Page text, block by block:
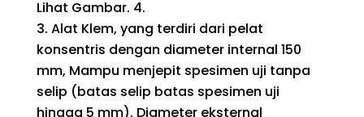
Lihat Gambar. 4.
Alat Klem, yang terdiri dari pelat
konsentris dengan diameter internal 150
mm, Mampu menjepit spesimen uji tanpa
selip (batas selip batas spesimen uji
hingga 5 mm). Diameter eksternal